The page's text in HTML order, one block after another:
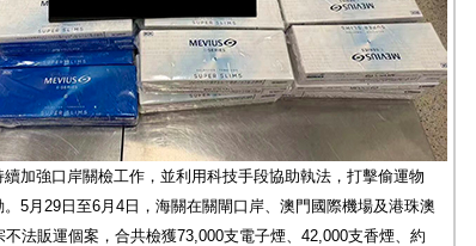
續加強口岸關檢工作，並利用科技手段協助執法，打擊偷運物
5月29日至6月4日，海關在關閘口岸、澳門國際機場及港珠澳
不法販運個案，合共檢獲73,000支電子煙、42,000支香煙、約